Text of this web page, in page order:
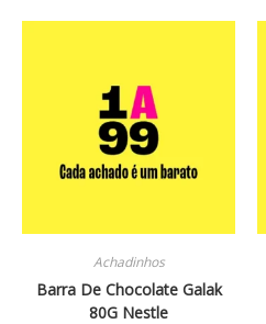
Achadinhos
Barra De Chocolate Galak
80G Nestle